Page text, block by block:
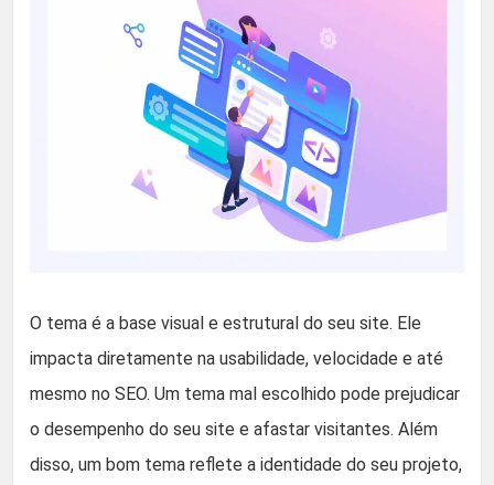
O tema é a base visual e estrutural do seu site. Ele
impacta diretamente na usabilidade, velocidade e até
mesmo no SEO. Um tema mal escolhido pode prejudicar
o desempenho do seu site e afastar visitantes. Além
disso, um bom tema reflete a identidade do seu projeto,